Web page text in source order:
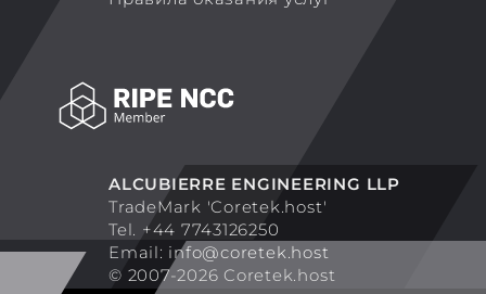
ALCUBIERRE ENGINEERING LLP
TradeMark 'Coretek.host'
Tel. +44 7743126250
Email: info@coretek.host
© 2007-2026 Coretek.host